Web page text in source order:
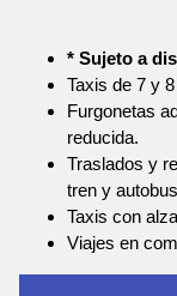
* Sujeto a
Taxis de 7 y
Furgonetas
reducida.
Traslados y
tren y
Taxis con
Viajes en